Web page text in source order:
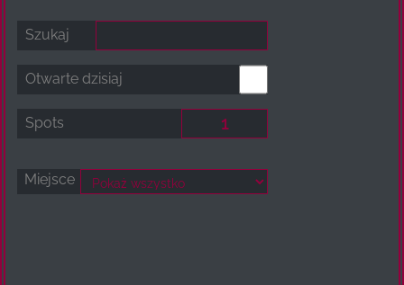
Szukaj
Otwarte dzisiaj
Spots
Miejsce